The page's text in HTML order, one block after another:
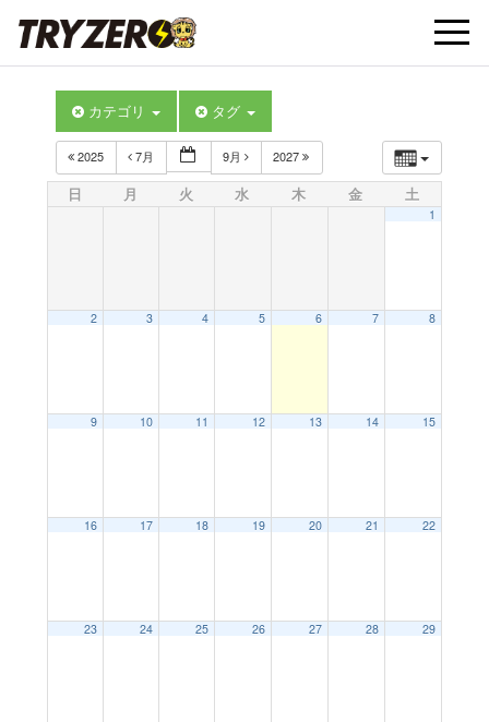
t
カテゴリ タグ
2025 7月 9月 2027
日 月 火 水 木 金 土
1
2 3 4 5 6 7 8
9 10 11 12 13 14 15
16 17 18 19 20 21 22
23 24 25 26 27 28 29